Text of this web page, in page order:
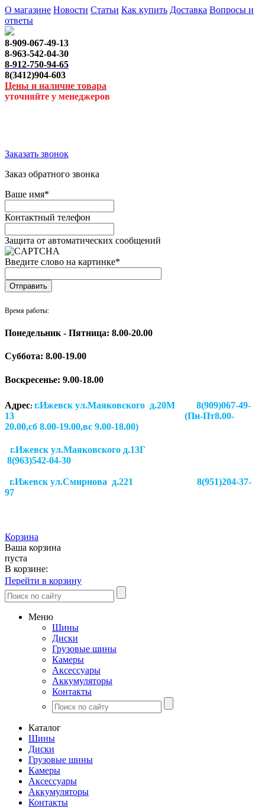
О магазине Новости Статьи Как купить Доставка Вопросы и
ответы
8-909-067-49-13
8-963-542-04-30
8-912-750-94-65
8(3412)904-603
Цены и наличие товара
уточняйте у менеджеров
Заказать звонок
Заказ обратного звонка
Ваше имя*
Контактный телефон
Защита от автоматических сообщений
Введите слово на картинке*
Время работы:
Понедельник - Пятница: 8.00-20.00
Суббота: 8.00-19.00
Воскресенье: 9.00-18.00
Адрес: г.Ижевск ул.Маяковского д.20М 8(909)067-49-
13 (Пн-Пт8.00-
20.00,сб 8.00-19.00,вс 9.00-18.00)
г.Ижевск ул.Маяковского д.13Г
8(963)542-04-30
г.Ижевск ул.Смирнова д.221
8(951)204-37-
97
Корзина
Ваша корзина
пуста
В корзине:
Перейти в корзину
Меню
Шины
Диски
Грузовые шины
Камеры
Аксессуары
Аккумуляторы
Контакты
Каталог
Шины
Диски
Грузовые шины
Камеры
Аксессуары
Аккумуляторы
Контакты